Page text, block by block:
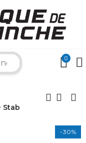
0
Stab
-30%
×
?